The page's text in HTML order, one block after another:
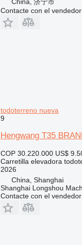
Contacte con el vendedor
todoterreno nueva
9
Hengwang T35
COP 30.220.000 US$
Carretilla elevadora
2026
China, Shanghai
Shanghai Longshou
Contacte con el vendedor